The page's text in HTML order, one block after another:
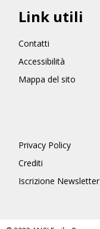
Link utili
Contatti
Accessibilità
Mappa del sito
Privacy Policy
Crediti
Iscrizione Newsletter